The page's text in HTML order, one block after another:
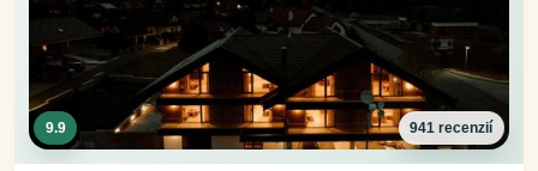
9.9 941 recenzií